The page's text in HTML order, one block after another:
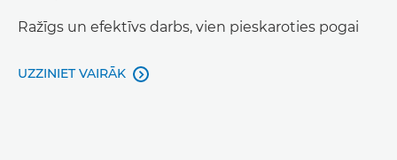
Ražīgs un efektīvs darbs, vien pieskaroties pogai
UZZINIET VAIRĀK 